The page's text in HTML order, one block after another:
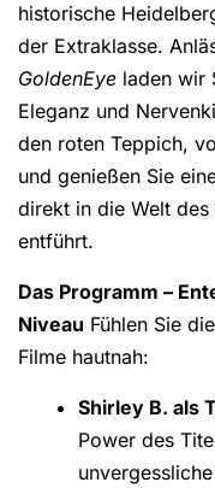
historische
der Extraklasse.
GoldenEye laden wir
Eleganz und
den roten Teppich,
und genießen Sie
direkt in die Welt des
entführt.
Das Programm –
Niveau Fühlen Sie
Filme hautnah:
Shirley B. als
Power des